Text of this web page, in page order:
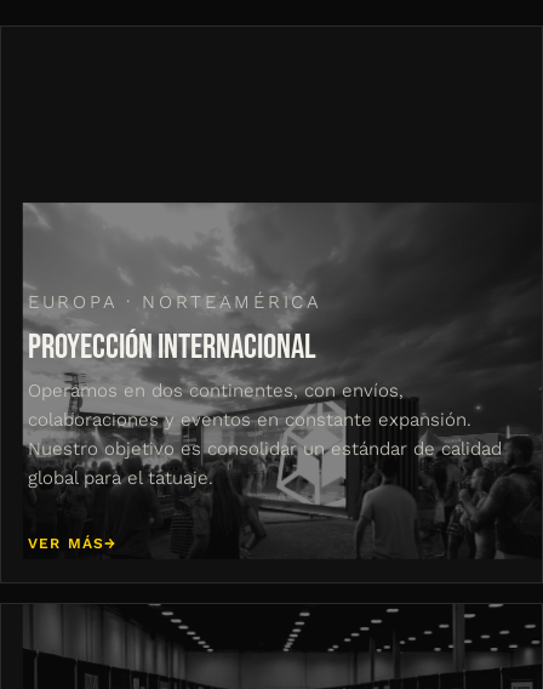
EUROPA · NORTEAMÉRICA
PROYECCIÓN INTERNACIONAL
Operamos en dos continentes, con envíos,
colaboraciones y eventos en constante expansión.
Nuestro objetivo es consolidar un estándar de calidad
global para el tatuaje.
VER MÁS→